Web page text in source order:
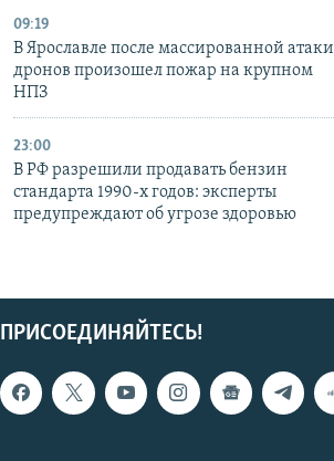
09:19
В Ярославле после массированной атаки
дронов произошел пожар на крупном
НПЗ
23:00
В РФ разрешили продавать бензин
стандарта 1990-х годов: эксперты
предупреждают об угрозе здоровью
ПРИСОЕДИНЯЙТЕСЬ!